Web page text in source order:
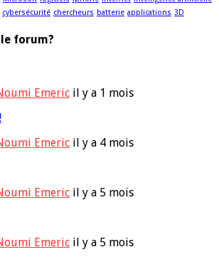
cybersécurité chercheurs batterie applications 3D
forum?
Emeric il y a 1 mois
Emeric il y a 4 mois
Emeric il y a 5 mois
Emeric il y a 5 mois